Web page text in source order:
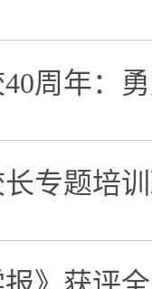
周年：
专题培